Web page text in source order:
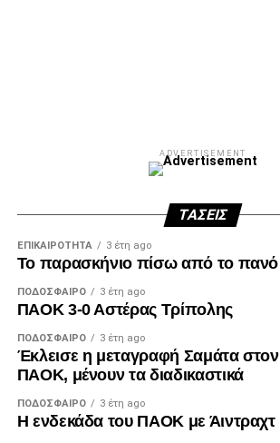
ADVERTISEMENT
ΤΆΣΕΙΣ
ΕΠΙΚΑΙΡΌΤΗΤΑ 3 έτη ago
Το παρασκήνιο πίσω από το πανό
ΠΟΔΌΣΦΑΙΡΟ 3 έτη ago
ΠΑΟΚ 3-0 Αστέρας Τρίπολης
ΠΟΔΌΣΦΑΙΡΟ 3 έτη ago
Έκλεισε η μεταγραφή Σαμάτα στον
ΠΑΟΚ, μένουν τα διαδικαστικά
ΠΟΔΌΣΦΑΙΡΟ 3 έτη ago
Η ενδεκάδα του ΠΑΟΚ με Άιντραχτ